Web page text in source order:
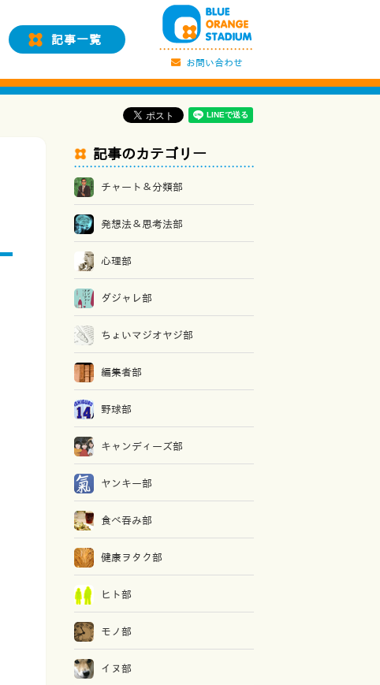
記事一覧
お問い合わせ
記事のカテゴリー
チャート＆分類部
発想法＆思考法部
心理部
ダジャレ部
ちょいマジオヤジ部
編集者部
野球部
キャンディーズ部
ヤンキー部
食べ吞み部
健康ヲタク部
ヒト部
モノ部
イヌ部